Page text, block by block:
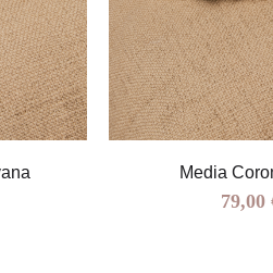
Media
79,00